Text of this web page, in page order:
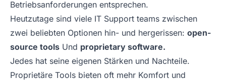
Betriebsanforderungen entsprechen.
Heutzutage sind viele IT Support teams zwischen
zwei beliebten Optionen hin- und hergerissen: open-
source tools Und proprietary software.
Jedes hat seine eigenen Stärken und Nachteile.
Proprietäre Tools bieten oft mehr Komfort und